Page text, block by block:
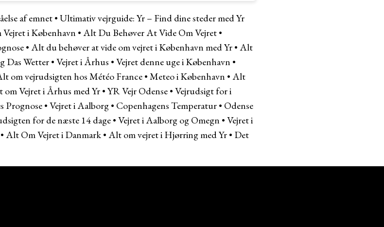
af emnet•Ultimativ vejrguide: Yr – Find dine steder med Yr
i København •Alt Du Behøver At Vide Om Vejret•
•Alt du behøver at vide om vejret i København med Yr•Alt
Das Wetter•Vejret i Århus •Vejret denne uge i København •
om vejrudsigten hos Météo France•Meteo i København •Alt
Vejret i Århus med Yr•YR Vejr Odense•Vejrudsigt for i
Prognose•Vejret i Aalborg• Copenhagens Temperatur• Odense
for de næste 14 dage•Vejret i Aalborg og Omegn •Vejret i
•Alt Om Vejret i Danmark•Alt om vejret i Hjørring med Yr• Det